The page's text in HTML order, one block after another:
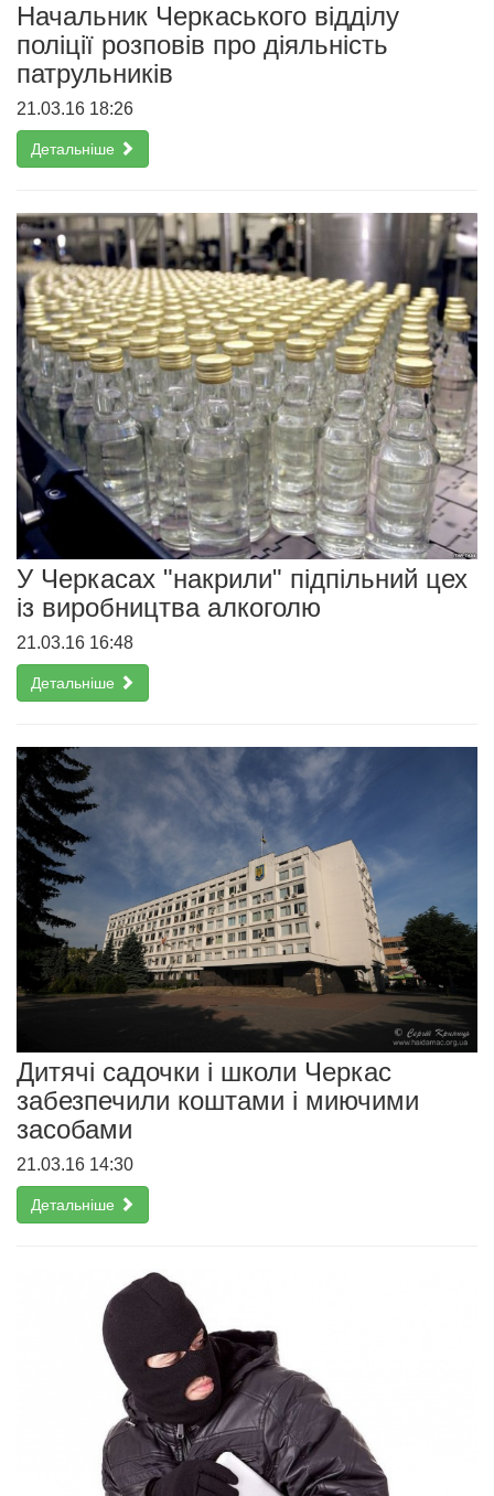
Начальник Черкаського відділу
поліції розповів про діяльність
патрульників
21.03.16 18:26
Детальніше
У Черкасах "накрили" підпільний цех
із виробництва алкоголю
21.03.16 16:48
Детальніше
Дитячі садочки і школи Черкас
забезпечили коштами і миючими
засобами
21.03.16 14:30
Детальніше